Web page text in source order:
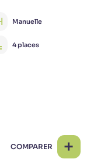
Manuelle
4 places
COMPARER